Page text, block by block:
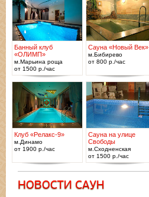
Банный клуб
«ОЛИМП»
м.Марьина роща
от 1500 р./час
Сауна «Новый Век»
м.Бибирево
от 800 р./час
Клуб «Релакс-9»
м.Динамо
от 1900 р./час
Сауна на улице
Свободы
м.Сходненская
от 1500 р./час